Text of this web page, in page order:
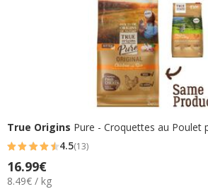
True Origins Pure - Croquettes au Poulet
4.5
étoiles
avec
4.5(13)
Prix
16.99€
16.99€
8.49€
8.49€ / kg